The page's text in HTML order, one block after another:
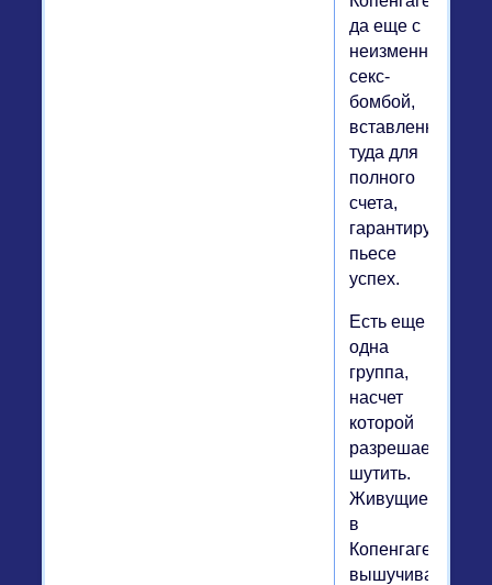
да еще с
неизменной
секс-
бомбой,
вставленной
туда для
полного
счета,
гарантируют
пьесе
успех.
Есть еще
одна
группа,
насчет
которой
разрешается
шутить.
Живущие
в
Копенгагене
вышучивают